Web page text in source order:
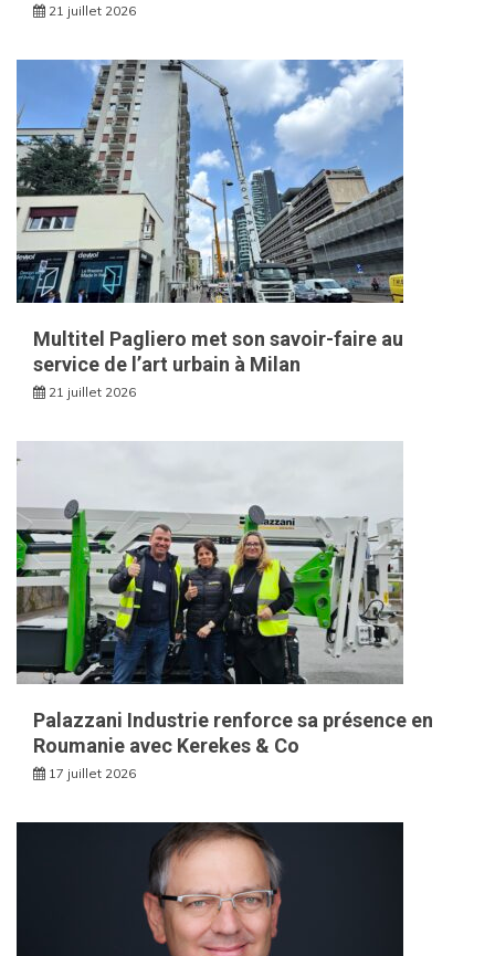
21 juillet 2026
Multitel Pagliero met son savoir-faire au
service de l’art urbain à Milan
21 juillet 2026
Palazzani Industrie renforce sa présence en
Roumanie avec Kerekes & Co
17 juillet 2026